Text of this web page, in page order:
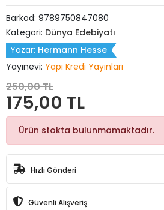
Barkod: 9789750847080
Kategori: Dünya Edebiyatı
Yazar: Hermann Hesse
Yayınevi: Yapı Kredi Yayınları
250,00 TL
175,00 TL
Ürün stokta bulunmamaktadır.
Hızlı Gönderi
Güvenli Alışveriş